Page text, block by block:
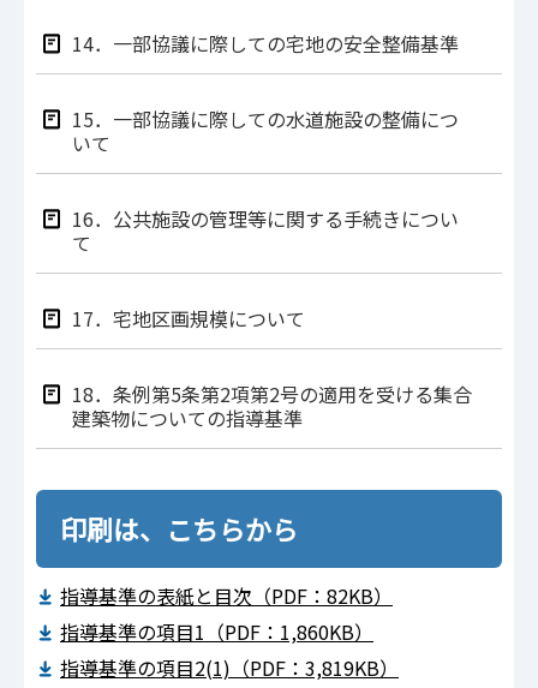
14．一部協議に際しての宅地の安全整備基準
15．一部協議に際しての水道施設の整備につ
いて
16．公共施設の管理等に関する手続きについ
て
17．宅地区画規模について
18．条例第5条第2項第2号の適用を受ける集合
建築物についての指導基準
印刷は、こちらから
指導基準の表紙と目次（PDF：82KB）
指導基準の項目1（PDF：1,860KB）
指導基準の項目2(1)（PDF：3,819KB）